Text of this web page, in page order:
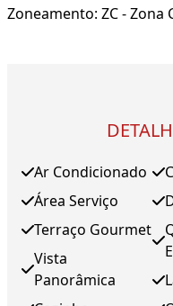
Zoneamento: ZC - Zona
Ar Condicionado
Área Serviço
Terraço Gourmet
Vista
Panorâmica